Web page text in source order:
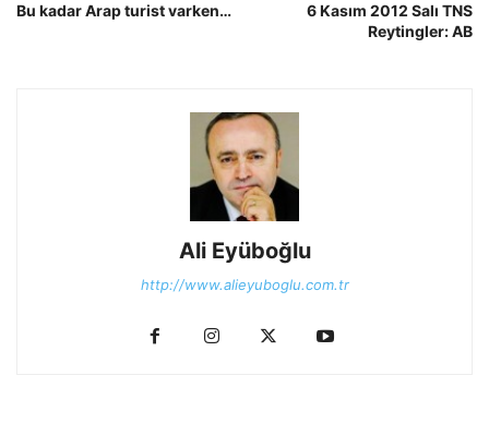
Bu kadar Arap turist varken…
6 Kasım 2012 Salı TNS
Reytingler: AB
Ali Eyüboğlu
http://www.alieyuboglu.com.tr